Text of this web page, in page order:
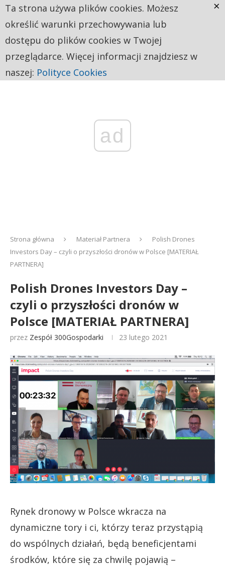
ad
Strona główna Materiał Partnera
Polish Drones
Investors Day – czyli o przyszłości dronów w Polsce [MATERIAŁ
PARTNERA]
Polish Drones Investors Day –
czyli o przyszłości dronów w
Polsce [MATERIAŁ PARTNERA]
przez Zespół 300Gospodarki 23 lutego 2021
Rynek dronowy w Polsce wkracza na
dynamiczne tory i ci, którzy teraz przystąpią
do wspólnych działań, będą beneficjentami
środków, które się za chwilę pojawią –
Ta strona używa plików cookies. Możesz
określić warunki przechowywania lub
dostępu do plików cookies w Twojej
przeglądarce. Więcej informacji znajdziesz w
naszej: Polityce Cookies
×